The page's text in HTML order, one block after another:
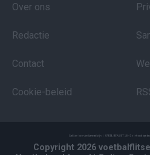
Over ons
Redactie
Contact
Cookie-beleid
Copyright 2026